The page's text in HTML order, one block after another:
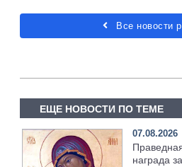
Все новости
ЕЩЕ НОВОСТИ ПО ТЕМЕ
07.08.2026
награда